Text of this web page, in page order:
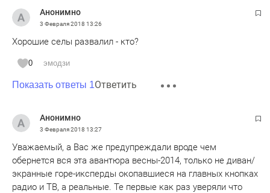
Кто, что и сколько писать смысла нет. Как говорят, пока
не утверждено решением суда значит НЕ ВИНОВЕН.
будут питаться их потомки или они запрограммированы на
САМОУНИЧТОЖЕНИЕ)))
https://www.business-gazeta.ru/article/29260
Анонимно
3 Февраля 2018 13:26
Хорошие селы развалил - кто?
0 эмодзи
Показать ответы 1Ответить
Анонимно
3 Февраля 2018 13:27
Уважаемый, а Вас же предупреждали вроде чем
обернется вся эта авантюра весны-2014, только не диван/
экранные горе-иксперды окопавшиеся на главных кнопках
радио и ТВ, а реальные. Те первые как раз уверяли что